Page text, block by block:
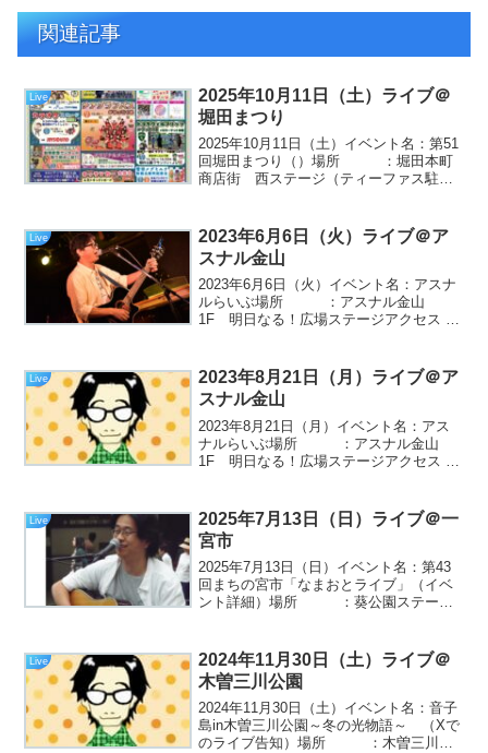
関連記事
Live
2025年10月11日（土）ライブ＠
堀田まつり
2025年10月11日（土）イベント名：第51
回堀田まつり（）場所 ：堀田本町
商店街 西ステージ（ティーファス駐車
間：15：30～15：50観覧無料！！今年
も、堀...
Live
2023年6月6日（火）ライブ＠ア
スナル金山
2023年6月6日（火）イベント名：アスナ
ルらいぶ場所 ：アスナル金山
1F 明日なる！広場ステージアクセス
6月上旬の屋外ライブ（観覧無...
Live
2023年8月21日（月）ライブ＠ア
スナル金山
2023年8月21日（月）イベント名：アス
ナルらいぶ場所 ：アスナル金山
1F 明日なる！広場ステージアクセス
ばの屋外ライブ（観覧無料）です。お...
Live
2025年7月13日（日）ライブ＠一
宮市
2025年7月13日（日）イベント名：第43
回まちの宮市「なまおとライブ」（イベ
ント詳細）場所 ：葵公園ステージ
で開催されるイベント会場で歌わせて...
Live
2024年11月30日（土）ライブ＠
木曽三川公園
2024年11月30日（土）イベント名：音子
島in木曽三川公園～冬の光物語～ （Xで
のライブ告知）場所 ：木曽三川公